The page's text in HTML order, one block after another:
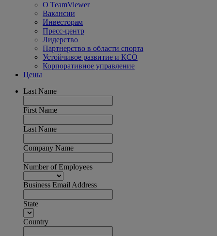
О TeamViewer
Вакансии
Инвесторам
Пресс-центр
Лидерство
Партнерство в области спорта
Устойчивое развитие и КСО
Корпоративное управление
Цены
Last Name
First Name
Last Name
Company Name
Number of Employees
Business Email Address
State
Country